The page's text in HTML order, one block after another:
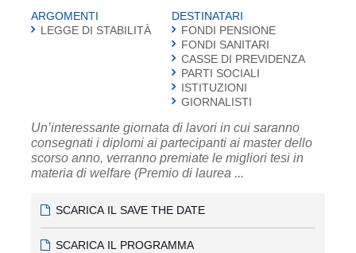
ARGOMENTI
LEGGE DI STABILITÀ
DESTINATARI
FONDI PENSIONE
FONDI SANITARI
CASSE DI PREVIDENZA
PARTI SOCIALI
ISTITUZIONI
GIORNALISTI
Un’interessante giornata di lavori in cui saranno
consegnati i diplomi ai partecipanti ai master dello
scorso anno, verranno premiate le migliori tesi in
materia di welfare (Premio di laurea ...
SCARICA IL SAVE THE DATE
SCARICA IL PROGRAMMA